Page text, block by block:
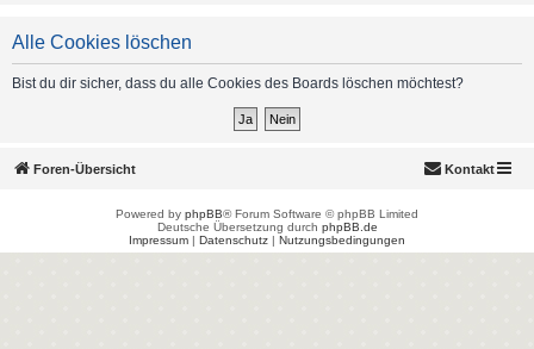
Alle Cookies löschen
Bist du dir sicher, dass du alle Cookies des Boards löschen möchtest?
Foren-Übersicht Kontakt
Powered by phpBB® Forum Software © phpBB Limited
Deutsche Übersetzung durch phpBB.de
Impressum | Datenschutz | Nutzungsbedingungen